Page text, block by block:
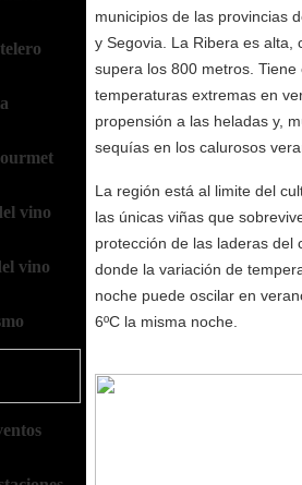
municipios de las provincias
y Segovia. La Ribera es alta,
supera los 800 metros.
temperaturas extremas en
propensión a las heladas y,
sequías en los calurosos
La región está al limite del
las únicas viñas que
protección de las laderas del
donde la variación de
noche puede oscilar en
6ºC la misma noche.